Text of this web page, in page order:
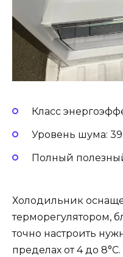
Класс
Уровень шума:
Полный
Холодильник
терморегулятором,
точно настроить
пределах от 4 до